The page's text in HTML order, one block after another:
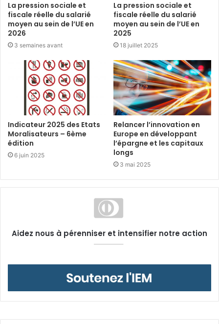
La pression sociale et
fiscale réelle du salarié
moyen au sein de l’UE en
2026
3 semaines avant
La pression sociale et
fiscale réelle du salarié
moyen au sein de l’UE en
2025
18 juillet 2025
Indicateur 2025 des Etats
Moralisateurs – 6ème
édition
6 juin 2025
Relancer l’innovation en
Europe en développant
l’épargne et les capitaux
longs
3 mai 2025
Aidez nous à pérenniser et intensifier notre action